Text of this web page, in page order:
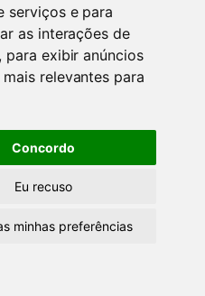
serviços e para
as interações de
, para exibir anúncios
relevantes para
Concordo
Eu recuso
minhas preferências
te da senha?
do utilizador?